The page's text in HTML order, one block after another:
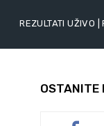
REZULTATI UŽIVO |
OSTANITE